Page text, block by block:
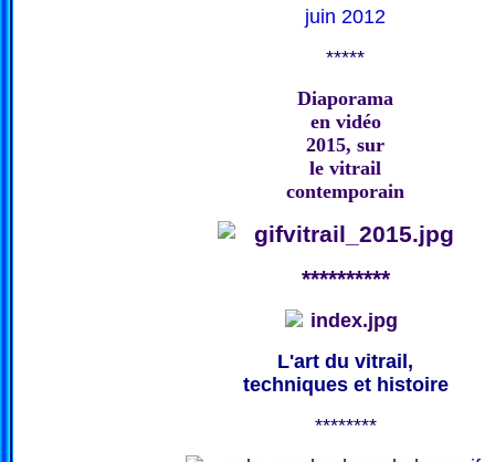
juin 2012
*****
Diaporama
en vidéo
2015, sur
le vitrail
contemporain
**********
L'art du vitrail,
techniques et histoire
********